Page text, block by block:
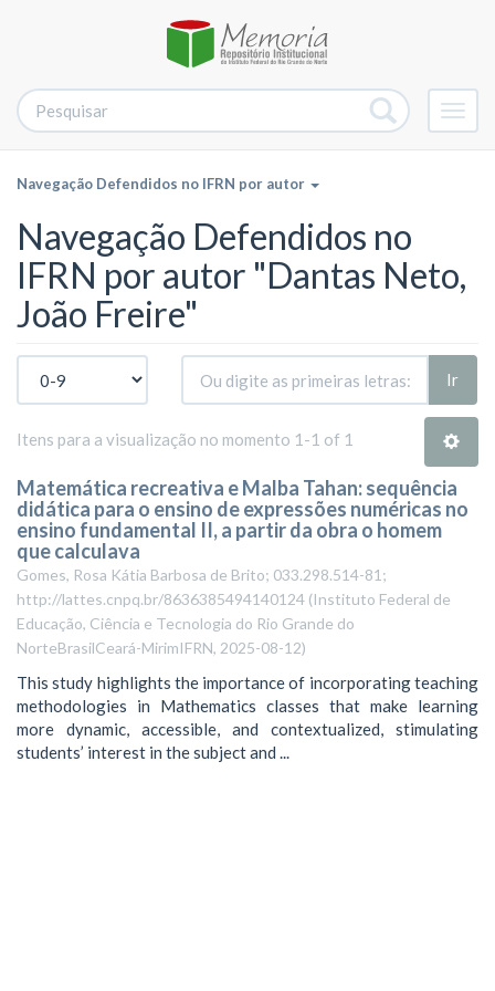
Navegação Defendidos no IFRN por autor
Navegação Defendidos no
IFRN por autor "Dantas Neto,
João Freire"
Ir
Itens para a visualização no momento 1-1 of 1
Matemática recreativa e Malba Tahan: sequência
didática para o ensino de expressões numéricas no
ensino fundamental II, a partir da obra o homem
que calculava
Gomes, Rosa Kátia Barbosa de Brito; 033.298.514-81;
http://lattes.cnpq.br/8636385494140124 (Instituto Federal de
Educação, Ciência e Tecnologia do Rio Grande do
NorteBrasilCeará-MirimIFRN, 2025-08-12)
This study highlights the importance of incorporating teaching
methodologies in Mathematics classes that make learning
more dynamic, accessible, and contextualized, stimulating
students’ interest in the subject and ...